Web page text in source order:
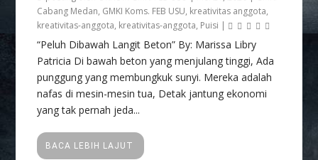
Cabang Medan, GMKI Koms. FEB USU, kreativitas anggota,
kreativitas-anggota, kreativitas-anggota, Puisi |
“Peluh Dibawah Langit Beton” By: Marissa Libry
Patricia Di bawah beton yang menjulang tinggi, Ada
punggung yang membungkuk sunyi. Mereka adalah
nafas di mesin-mesin tua, Detak jantung ekonomi
yang tak pernah jeda...
BACA LEBIH LAJUT